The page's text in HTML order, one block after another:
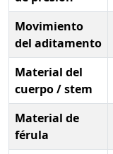
Movimiento
del aditamento
Material del
cuerpo / stem
Material de
férula